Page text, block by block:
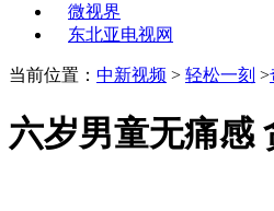
微视界
东北亚电视网
当前位置： 中新视频 > 轻松一刻 >
六岁男童无痛感